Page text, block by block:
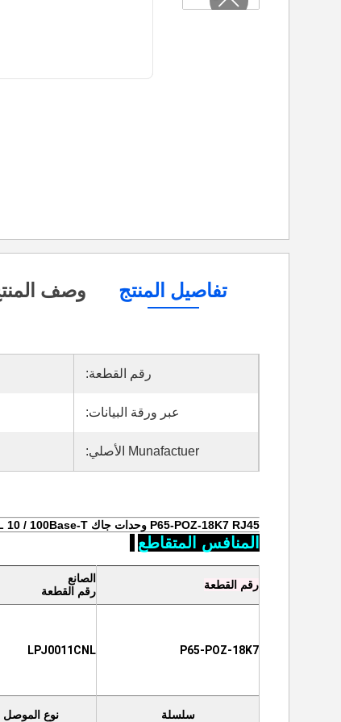
تفاصيل المنتج وصف
رقم القطعة:
عبر ورقة البيانات:
Munafactuer الأصلي:
P65-POZ-18K7 RJ45 وحدات جاك LPJ0011CNL 10 / 100Base-T شبكة التلفزيون مربع مجموعة
المنافس المتقاطع
رقم القطعة
الصانع
رقم القطعة
P65-POZ-18K7
LPJ0011CNL
سلسلة نوع الموصل